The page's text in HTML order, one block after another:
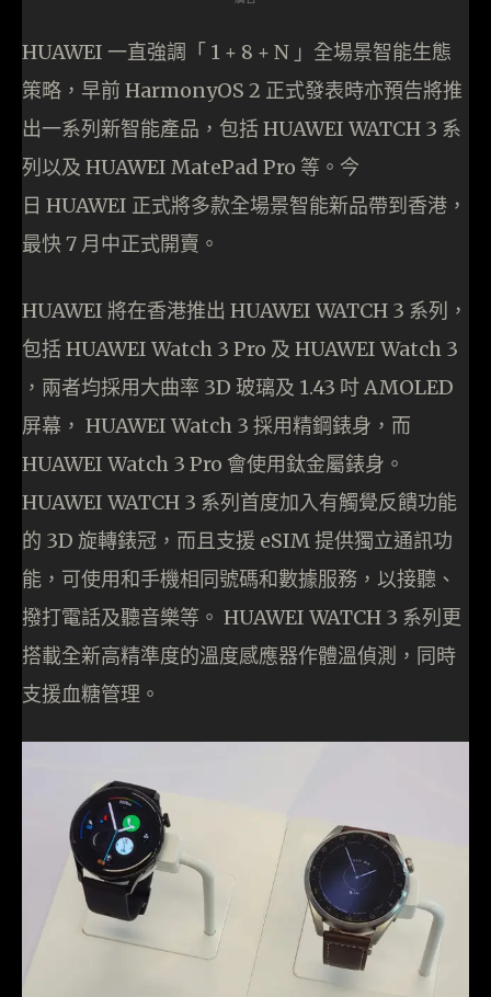
HUAWEI 一直強調「 1 + 8 + N 」全場景智能生態
策略，早前 HarmonyOS 2 正式發表時亦預告將推
出一系列新智能產品，包括 HUAWEI WATCH 3 系
列以及 HUAWEI MatePad Pro 等。今
日 HUAWEI 正式將多款全場景智能新品帶到香港，
最快 7 月中正式開賣。
HUAWEI 將在香港推出 HUAWEI WATCH 3 系列，
包括 HUAWEI Watch 3 Pro 及 HUAWEI Watch 3
，兩者均採用大曲率 3D 玻璃及 1.43 吋 AMOLED
屏幕， HUAWEI Watch 3 採用精鋼錶身，而
HUAWEI Watch 3 Pro 會使用鈦金屬錶身。
HUAWEI WATCH 3 系列首度加入有觸覺反饋功能
的 3D 旋轉錶冠，而且支援 eSIM 提供獨立通訊功
能，可使用和手機相同號碼和數據服務，以接聽、
撥打電話及聽音樂等。 HUAWEI WATCH 3 系列更
搭載全新高精準度的溫度感應器作體溫偵測，同時
支援血糖管理。